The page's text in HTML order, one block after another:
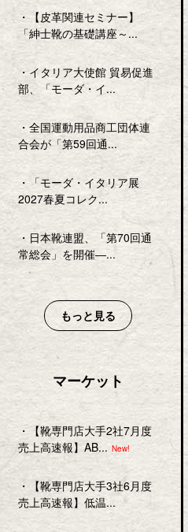
・ 【皮革関連セミナー】
「紳士靴の基礎講座～...
・ イタリア大使館 貿易促進
部、「モーダ・イ...
・ 全国運動用品商工団体連
合会が「第59回通...
・
「モーダ・イタリア展
2027春夏コレク...
・ 日本靴連盟、「第70回通
常総会」を開催―...
もっと見る
マーケット
・ 【靴専門店大手2社7月度
売上高速報】AB... New!
・
【靴専門店大手3社6月度
売上高速報】低温...